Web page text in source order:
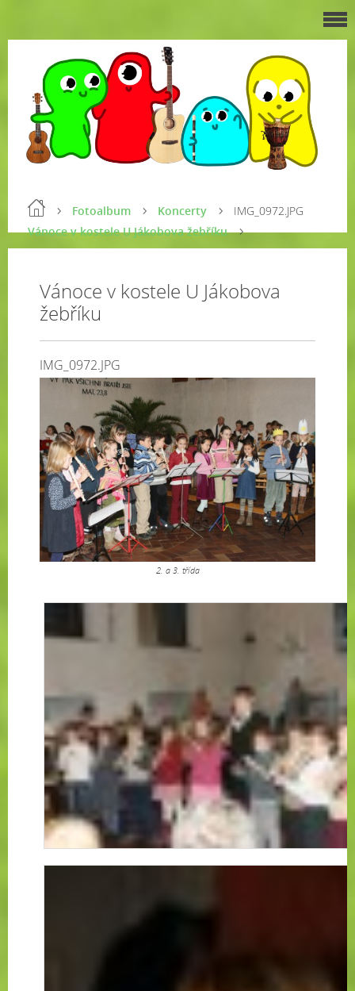
Fotoalbum
Koncerty
Vánoce v kostele U Jákobova žebříku
IMG_0972.JPG
Vánoce v kostele U Jákobova
žebříku
IMG_0972.JPG
2. a 3. třída